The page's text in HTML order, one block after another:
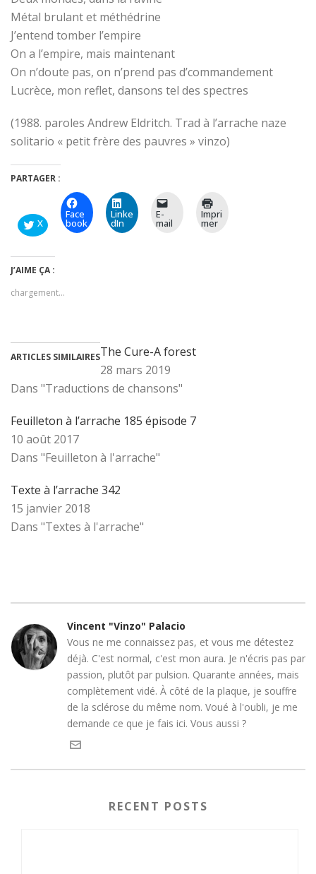
Métal brulant et méthédrine
J’entend tomber l’empire
On a l’empire, mais maintenant
On n’doute pas, on n’prend pas d’commandement
Lucrèce, mon reflet, dansons tel des spectres
(1988. paroles Andrew Eldritch. Trad à l’arrache naze
solitario « petit frère des pauvres » vinzo)
PARTAGER :
X
Face
book
Linke
dIn
E-
mail
Impri
mer
J’AIME ÇA :
chargement…
ARTICLES SIMILAIRESThe Cure-A forest
28 mars 2019
Dans "Traductions de chansons"
Feuilleton à l’arrache 185 épisode 7
10 août 2017
Dans "Feuilleton à l'arrache"
Texte à l’arrache 342
15 janvier 2018
Dans "Textes à l'arrache"
Vincent "Vinzo" Palacio
Vous ne me connaissez pas, et vous me détestez
déjà. C'est normal, c'est mon aura. Je n'écris pas par
passion, plutôt par pulsion. Quarante années, mais
complètement vidé. À côté de la plaque, je souffre
de la sclérose du même nom. Voué à l'oubli, je me
demande ce que je fais ici. Vous aussi ?
RECENT POSTS